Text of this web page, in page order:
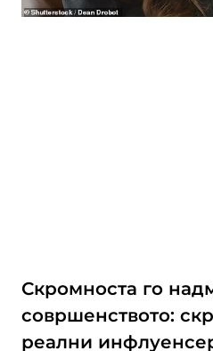
Скромноста го
совршенството:
реални